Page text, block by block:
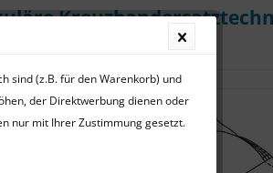
sind (z.B. für den Warenkorb) und
der Direktwerbung dienen oder
nur mit Ihrer Zustimmung gesetzt.